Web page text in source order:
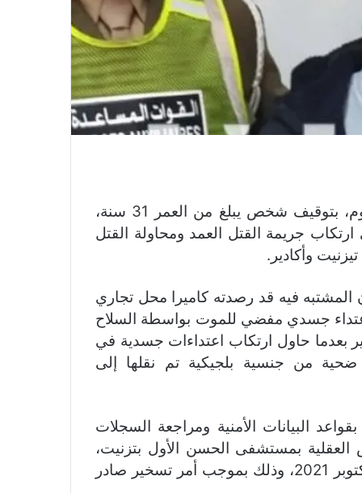
قامت عناصر الشرطة بولاية أمن أكادير، مساء اليوم، بتوقيف شخص يبلغ من العمر 31 سنة،
جريمة القتل العمد ومحاولة القتل
وأكادير.
المشتبه فيه قد رصدته كاميرا محل تجاري
جسدي مفضي للموت بواسطة السلاح
بعدما حاول ارتكاب اعتداءات جسدية في
من جنسية بلجيكية تم نقلها إلى
البيانات الأمنية ومراجعة السجلات
العقلية بمستشفى الحسن الأول بتزنيت،
لمدة شهر ابتداء من تاريخ 25 شتنبر إلى غاية 25 أكتوبر 2021، وذلك بموجب أمر تسخير صادر